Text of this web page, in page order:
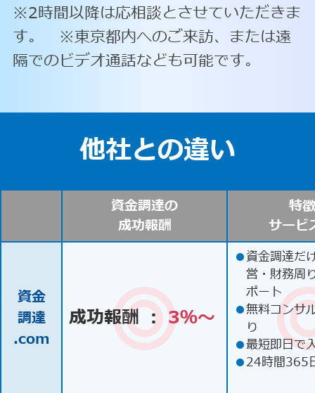
※2時間以降は応相談とさせていただきま
す。 ※東京都内へのご来訪、または遠
隔でのビデオ通話なども可能です。
他社との違い
資金調達の
成功報酬
特
サービ
資金
調達
.com
成功報酬 ： 3％〜
●資金調達だ
営・財務周
ポート
●無料コンサ
り
●最短即日で
●24時間365